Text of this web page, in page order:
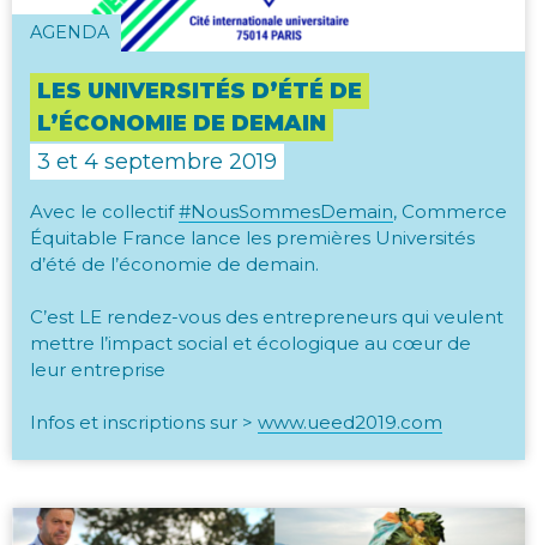
AGENDA
LES UNIVERSITÉS D’ÉTÉ DE
L’ÉCONOMIE DE DEMAIN
3 et 4 septembre 2019
Avec le collectif#NousSommesDemain, Commerce
Équitable France lance les premières Universités
d’été de l’économie de demain.
C’est LE rendez-vous des entrepreneurs qui veulent
mettre l’impact social et écologique au cœur de
leur entreprise
Infos et inscriptions sur > www.ueed2019.com